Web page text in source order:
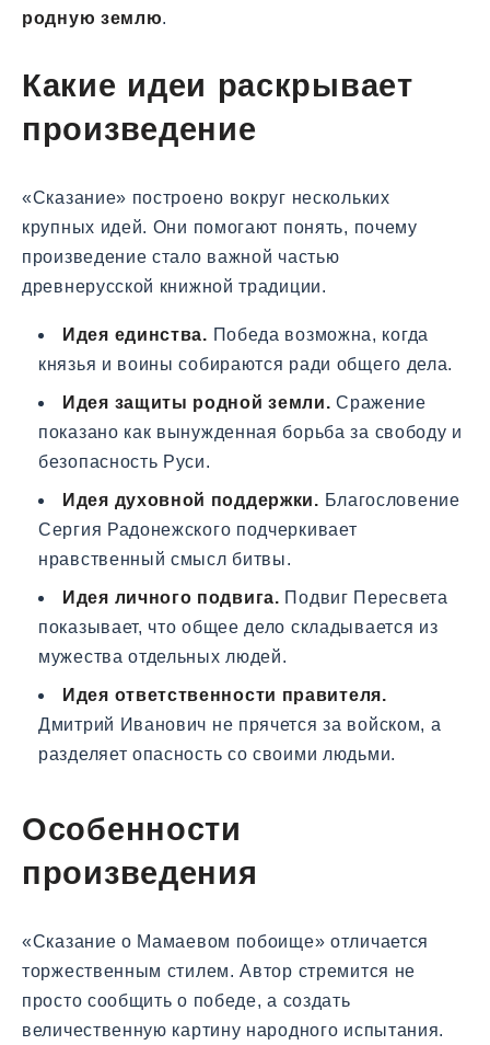
родную землю.
Какие идеи раскрывает
произведение
«Сказание» построено вокруг нескольких
крупных идей. Они помогают понять, почему
произведение стало важной частью
древнерусской книжной традиции.
Идея единства. Победа возможна, когда
князья и воины собираются ради общего дела.
Идея защиты родной земли. Сражение
показано как вынужденная борьба за свободу и
безопасность Руси.
Идея духовной поддержки. Благословение
Сергия Радонежского подчеркивает
нравственный смысл битвы.
Идея личного подвига. Подвиг Пересвета
показывает, что общее дело складывается из
мужества отдельных людей.
Идея ответственности правителя.
Дмитрий Иванович не прячется за войском, а
разделяет опасность со своими людьми.
Особенности
произведения
«Сказание о Мамаевом побоище» отличается
торжественным стилем. Автор стремится не
просто сообщить о победе, а создать
величественную картину народного испытания.